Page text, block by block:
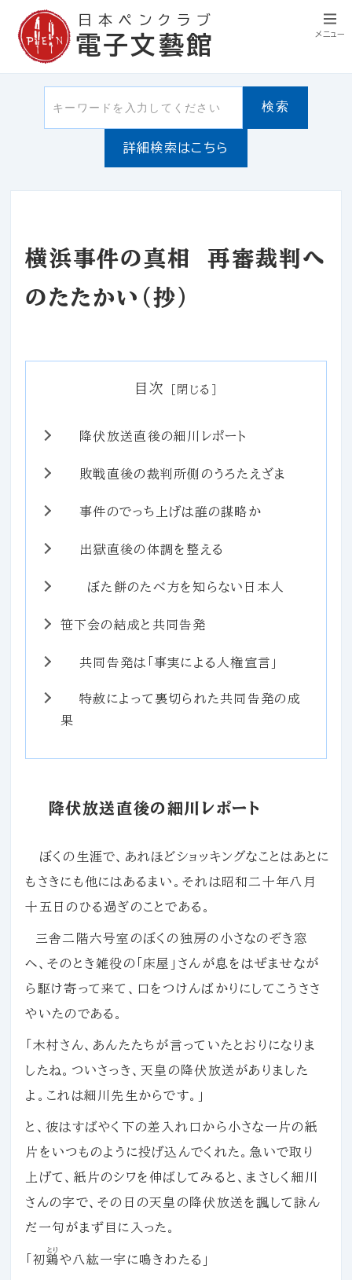
日本ペンクラブ
電子文藝館
検索
詳細検索はこちら
横浜事件の真相 再審裁判へ
のたたかい（抄）
目次
降伏放送直後の細川レポート
敗戦直後の裁判所側のうろたえざま
事件のでっち上げは誰の謀略か
出獄直後の体調を整える
ぼた餅のたべ方を知らない日本人
笹下会の結成と共同告発
共同告発は「事実による人権宣言」
特赦によって裏切られた共同告発の成
果
降伏放送直後の細川レポート
ぼくの生涯で、あれほどショッキングなことはあとに
もさきにも他にはあるまい。それは昭和二十年八月
十五日のひる過ぎのことである。
三舎二階六号室のぼくの独房の小さなのぞき窓
へ、そのとき雑役の「床屋」さんが息をはぜませなが
ら駆け寄って来て、口をつけんばかりにしてこうささ
やいたのである。
「木村さん、あんたたちが言っていたとおりになりま
したね。ついさっき、天皇の降伏放送がありました
よ。これは細川先生からです。」
と、彼はすばやく下の差入れ口から小さな一片の紙
片をいつものように投げ込んでくれた。急いで取り
上げて、紙片のシワを伸ばしてみると、まさしく細川
さんの字で、その日の天皇の降伏放送を諷して詠ん
だ一句がまず目に入った。
「初鶏
とり
や八紘一宇に鳴きわたる」
メニュー